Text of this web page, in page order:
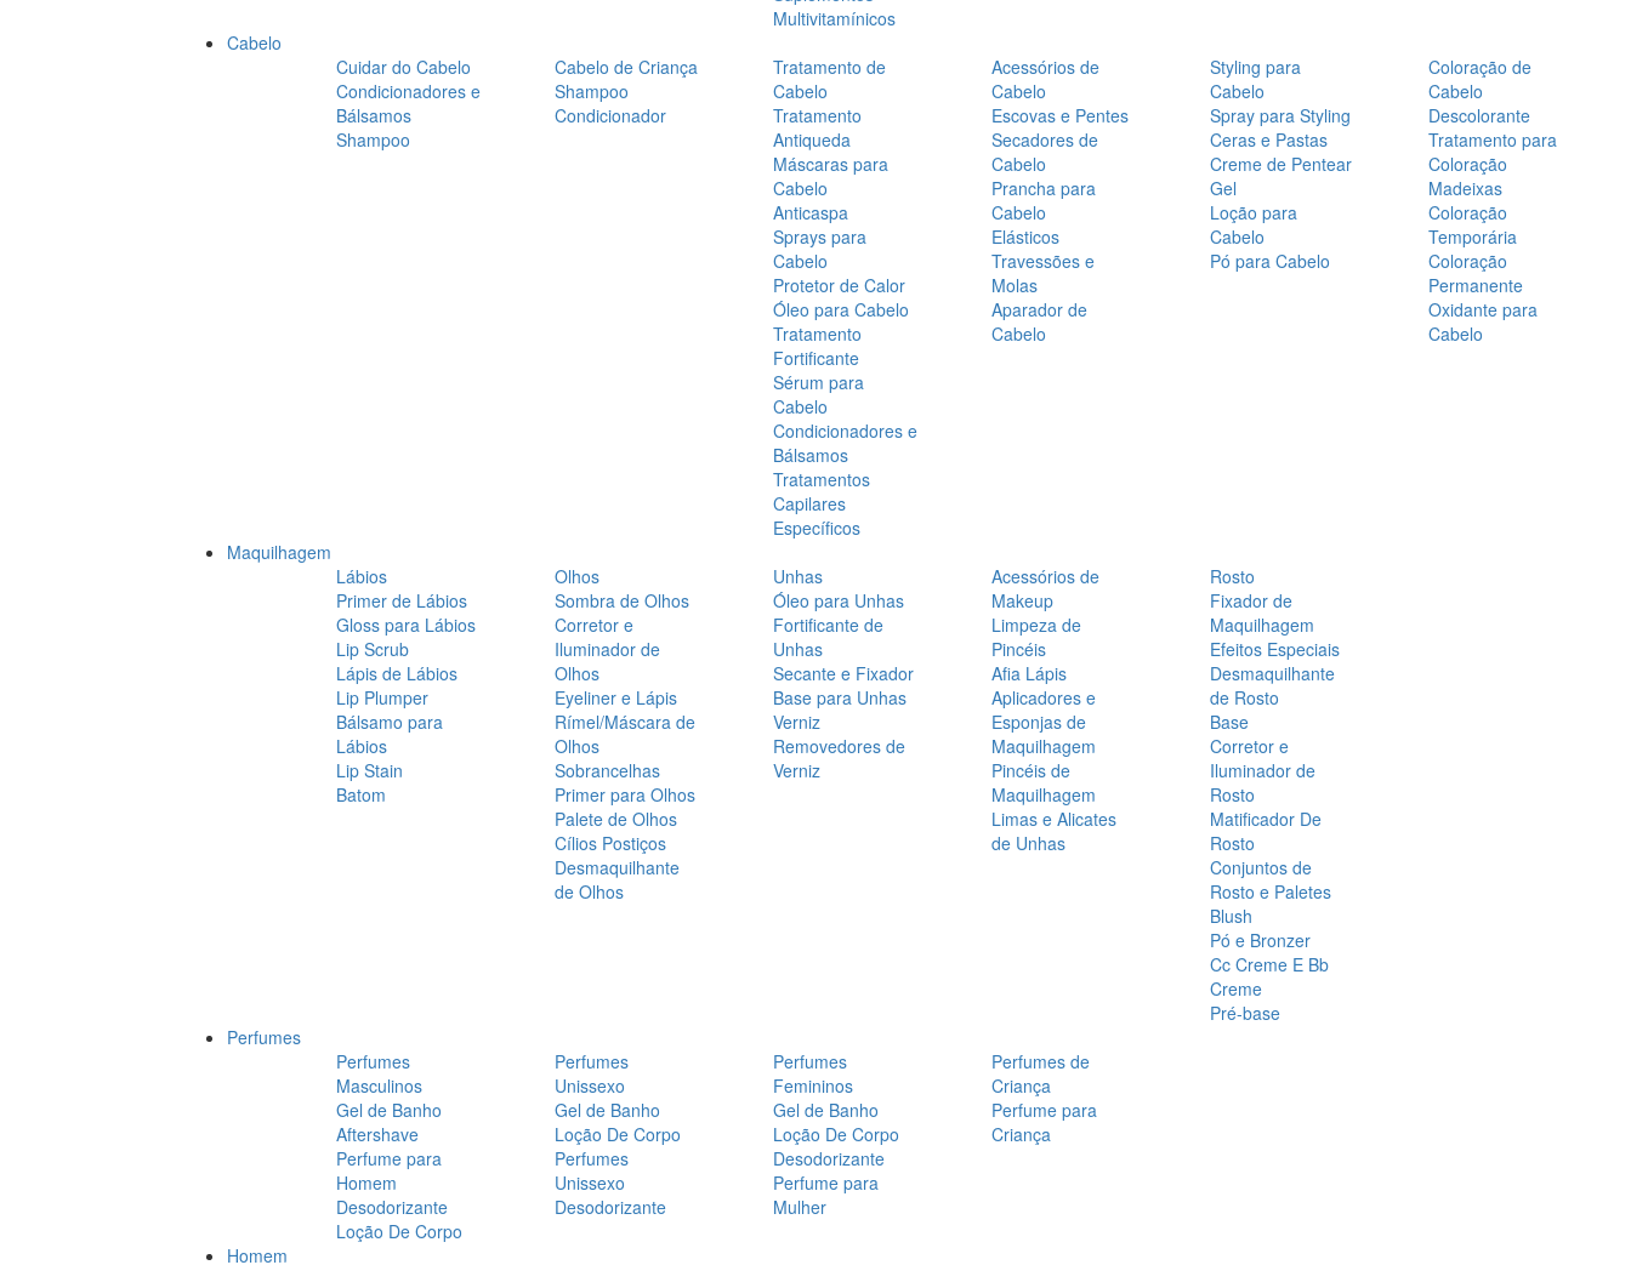
Multivitamínicos
Cabelo
Cuidar do Cabelo
Condicionadores e
Bálsamos
Shampoo
Cabelo de Criança
Shampoo
Condicionador
Tratamento de
Cabelo
Tratamento
Antiqueda
Máscaras para
Cabelo
Anticaspa
Sprays para
Cabelo
Protetor de Calor
Óleo para Cabelo
Tratamento
Fortificante
Sérum para
Cabelo
Condicionadores e
Bálsamos
Tratamentos
Capilares
Específicos
Acessórios de
Cabelo
Escovas e Pentes
Secadores de
Cabelo
Prancha para
Cabelo
Elásticos
Travessões e
Molas
Aparador de
Cabelo
Styling para
Cabelo
Spray para Styling
Ceras e Pastas
Creme de Pentear
Gel
Loção para
Cabelo
Pó para Cabelo
Coloração de
Cabelo
Descolorante
Tratamento para
Coloração
Madeixas
Coloração
Temporária
Coloração
Permanente
Oxidante para
Cabelo
Maquilhagem
Lábios
Primer de Lábios
Gloss para Lábios
Lip Scrub
Lápis de Lábios
Lip Plumper
Bálsamo para
Lábios
Lip Stain
Batom
Olhos
Sombra de Olhos
Corretor e
Iluminador de
Olhos
Eyeliner e Lápis
Rímel/Máscara de
Olhos
Sobrancelhas
Primer para Olhos
Palete de Olhos
Cílios Postiços
Desmaquilhante
de Olhos
Unhas
Óleo para Unhas
Fortificante de
Unhas
Secante e Fixador
Base para Unhas
Verniz
Removedores de
Verniz
Acessórios de
Makeup
Limpeza de
Pincéis
Afia Lápis
Aplicadores e
Esponjas de
Maquilhagem
Pincéis de
Maquilhagem
Limas e Alicates
de Unhas
Rosto
Fixador de
Maquilhagem
Efeitos Especiais
Desmaquilhante
de Rosto
Base
Corretor e
Iluminador de
Rosto
Matificador De
Rosto
Conjuntos de
Rosto e Paletes
Blush
Pó e Bronzer
Cc Creme E Bb
Creme
Pré-base
Perfumes
Perfumes
Masculinos
Gel de Banho
Aftershave
Perfume para
Homem
Desodorizante
Loção De Corpo
Perfumes
Unissexo
Gel de Banho
Loção De Corpo
Perfumes
Unissexo
Desodorizante
Perfumes
Femininos
Gel de Banho
Loção De Corpo
Desodorizante
Perfume para
Mulher
Perfumes de
Criança
Perfume para
Criança
Homem